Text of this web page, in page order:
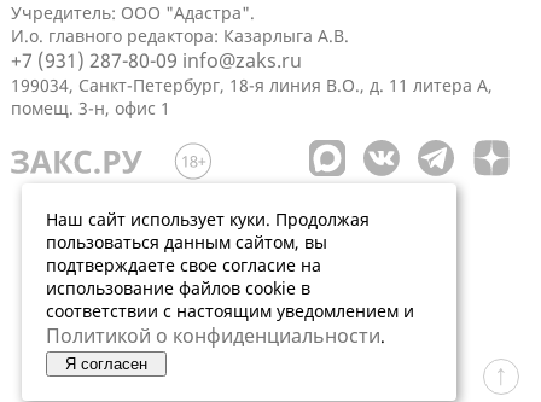
Учредитель: ООО "Адастра".
И.о. главного редактора: Казарлыга А.В.
+7 (931) 287-80-09 info@zaks.ru
199034, Санкт-Петербург, 18-я линия В.О., д. 11 литера А,
помещ. 3-н, офис 1
Наш сайт использует куки. Продолжая
пользоваться данным сайтом, вы
подтверждаете свое согласие на
использование файлов cookie в
соответствии с настоящим уведомлением и
Политикой о конфиденциальности.
Я согласен